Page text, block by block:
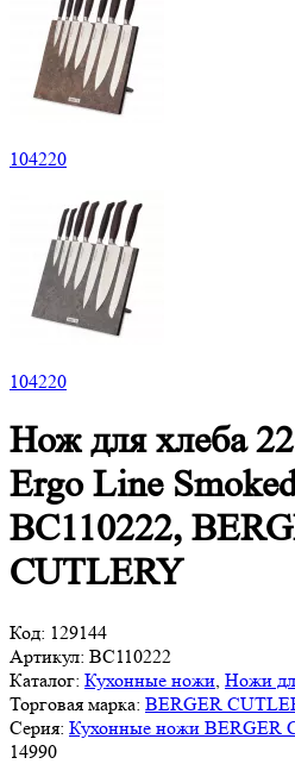
104220
104220
Нож для хлеба
Ergo Line
BC110222,
CUTLERY
Код: 129144
Артикул: BC110222
Каталог: Кухонные ножи Ножи
Торговая марка: BERGER
Серия: Кухонные ножи BERGER
14990